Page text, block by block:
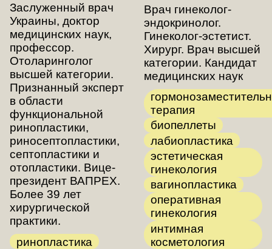
Заслуженный врач
Украины, доктор
медицинских наук,
профессор.
Отоларинголог
высшей категории.
Признанный эксперт
в области
функциональной
ринопластики,
риносептопластики,
септопластики и
отопластики. Вице-
президент ВАПРЕХ.
Более 39 лет
хирургической
практики.
ринопластика
Врач гинеколог-
эндокринолог.
Гинеколог-эстетист.
Хирург. Врач высшей
категории. Кандидат
медицинских наук
терапия
биопеллеты
лабиопластика
эстетическая
гинекология
вагинопластика
оперативная
гинекология
интимная
косметология